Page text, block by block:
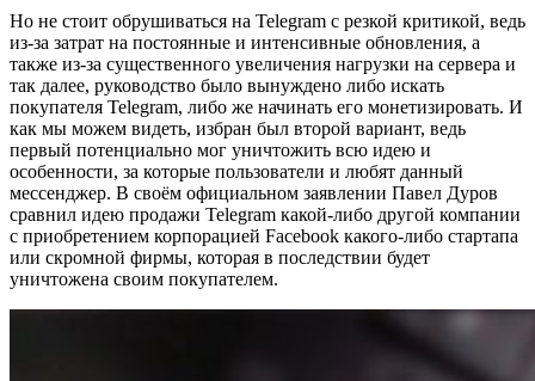
Но не стоит обрушиваться на Telegram с резкой критикой, ведь
из-за затрат на постоянные и интенсивные обновления, а
также из-за существенного увеличения нагрузки на сервера и
так далее, руководство было вынуждено либо искать
покупателя Telegram, либо же начинать его монетизировать. И
как мы можем видеть, избран был второй вариант, ведь
первый потенциально мог уничтожить всю идею и
особенности, за которые пользователи и любят данный
мессенджер. В своём официальном заявлении Павел Дуров
сравнил идею продажи Telegram какой-либо другой компании
с приобретением корпорацией Facebook какого-либо стартапа
или скромной фирмы, которая в последствии будет
уничтожена своим покупателем.